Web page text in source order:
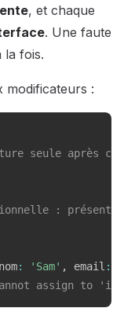
, et chaque
. Une faute
la fois.
modificateurs :
seule après
: présente
: 'Sam' , email :
assign to